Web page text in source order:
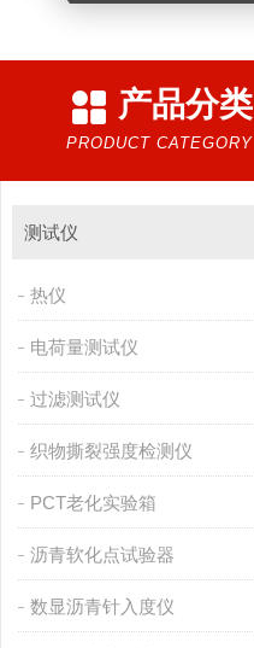
产品分类
PRODUCT CATEGORY
测试仪
热仪
电荷量测试仪
过滤测试仪
织物撕裂强度检测仪
PCT老化实验箱
沥青软化点试验器
数显沥青针入度仪